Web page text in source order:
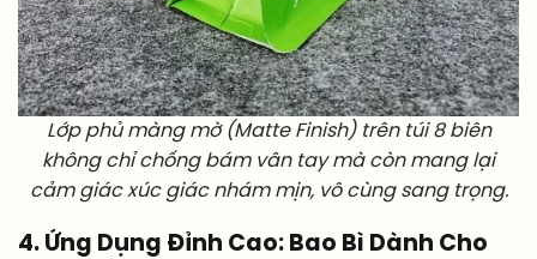
Lớp phủ màng mờ (Matte Finish) trên túi 8 biên
không chỉ chống bám vân tay mà còn mang lại
cảm giác xúc giác nhám mịn, vô cùng sang trọng.
4. Ứng Dụng Đỉnh Cao: Bao Bì Dành Cho